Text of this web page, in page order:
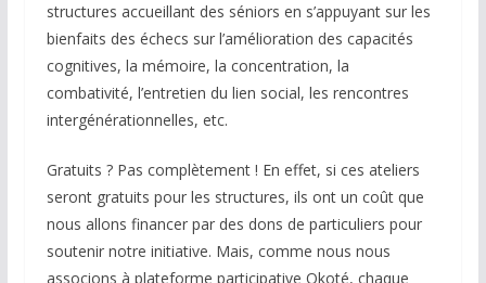
structures accueillant des séniors en s’appuyant sur les
bienfaits des échecs sur l’amélioration des capacités
cognitives, la mémoire, la concentration, la
combativité, l’entretien du lien social, les rencontres
intergénérationnelles, etc.
Gratuits ? Pas complètement ! En effet, si ces ateliers
seront gratuits pour les structures, ils ont un coût que
nous allons financer par des dons de particuliers pour
soutenir notre initiative. Mais, comme nous nous
associons à plateforme participative Okoté, chaque